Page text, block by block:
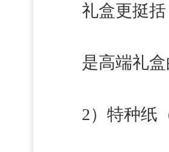
礼盒更挺括
是高端礼盒
2）特种纸（